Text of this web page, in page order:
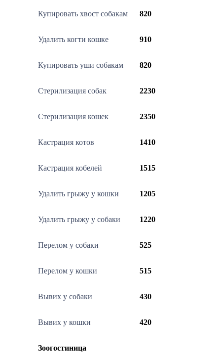
Купировать хвост собакам 820
Удалить когти кошке 910
Купировать уши собакам 820
Стерилизация собак 2230
Стерилизация кошек 2350
Кастрация котов 1410
Кастрация кобелей 1515
Удалить грыжу у кошки 1205
Удалить грыжу у собаки 1220
Перелом у собаки 525
Перелом у кошки 515
Вывих у собаки 430
Вывих у кошки 420
Зоогостиница